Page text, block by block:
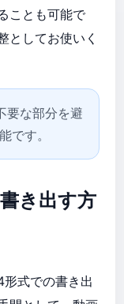
ことも可能で
としてお使いく
要な部分を避
です。
き出す方
式での書き出